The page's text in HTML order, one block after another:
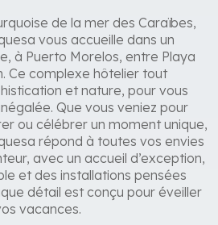
de la mer des Caraïbes,
vous accueille dans un
à Puerto Morelos, entre Playa
Ce complexe hôtelier tout
et nature, pour vous
Que vous veniez pour
ou célébrer un moment unique,
répond à toutes vos envies
avec un accueil d’exception,
et des installations pensées
détail est conçu pour éveiller
vacances.